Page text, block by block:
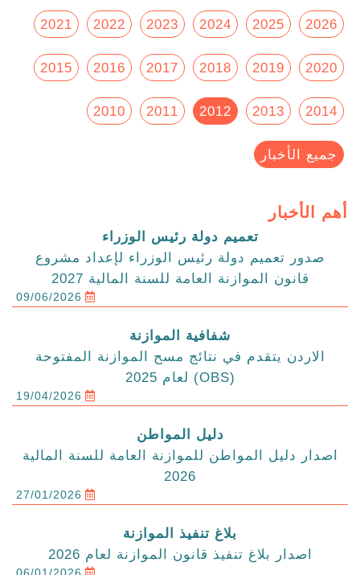
2026
2025
2024
2023
2022
2021
2020
2019
2018
2017
2016
2015
2014
2013
2012
2011
2010
جميع الأخبار
أهم الأخبار
تعميم دولة رئيس الوزراء
صدور تعميم دولة رئيس الوزراء لإعداد مشروع
قانون الموازنة العامة للسنة المالية 2027
09/06/2026
شفافية الموازنة
الاردن يتقدم في نتائج مسح الموازنة المفتوحة
(OBS) لعام 2025
19/04/2026
دليل المواطن
اصدار دليل المواطن للموازنة العامة للسنة المالية
2026
27/01/2026
بلاغ تنفيذ الموازنة
اصدار بلاغ تنفيذ قانون الموازنة لعام 2026